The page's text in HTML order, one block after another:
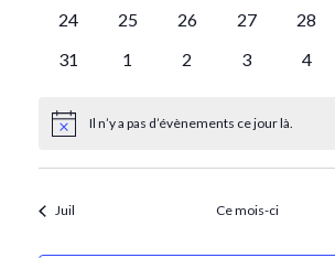
0
24
0
25
0
26
0
27
0
28
0
31
0
1
0
2
0
3
0
4
NoticeIl n’y a pas d’évènements ce jour là.
Juil Ce mois-ci